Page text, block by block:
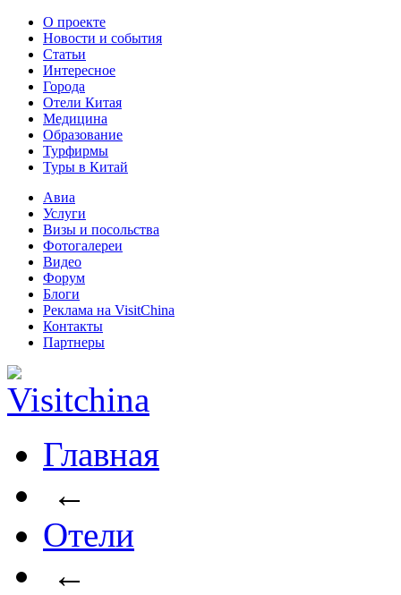
О проекте
Новости и события
Статьи
Интересное
Города
Отели Китая
Медицина
Образование
Турфирмы
Туры в Китай
Авиа
Услуги
Визы и посольства
Фотогалереи
Видео
Форум
Блоги
Реклама на VisitChina
Контакты
Партнеры
Главная
←
Отели
←